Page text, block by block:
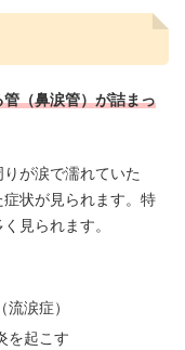
（鼻涙管）が詰まっ
が涙で濡れていた
状が見られます。特
見られます。
涙症）
を起こす